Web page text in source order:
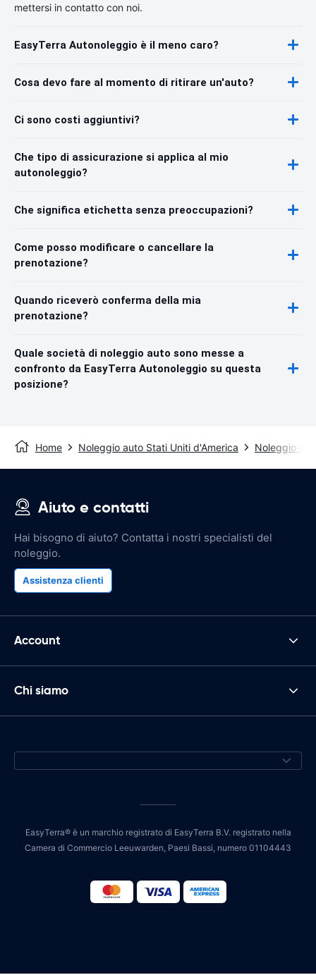
mettersi in contatto con noi.
EasyTerra Autonoleggio è il meno caro?
Cosa devo fare al momento di ritirare un'auto?
Ci sono costi aggiuntivi?
Che tipo di assicurazione si applica al mio
autonoleggio?
Che significa etichetta senza preoccupazioni?
Come posso modificare o cancellare la
prenotazione?
Quando riceverò conferma della mia
prenotazione?
Quale società di noleggio auto sono messe a
confronto da EasyTerra Autonoleggio su questa
posizione?
Home Noleggio auto Stati Uniti d'America Noleggio
Aiuto e contatti
Hai bisogno di aiuto? Contatta i nostri specialisti del
noleggio.
Assistenza clienti
Account
Chi siamo
EasyTerra® è un marchio registrato di EasyTerra B.V. registrato nella
Camera di Commercio Leeuwarden, Paesi Bassi, numero 01104443